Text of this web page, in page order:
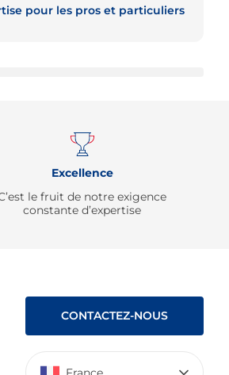
pour les pros et particuliers
Excellence
le fruit de notre exigence
constante d’expertise
CONTACTEZ-NOUS